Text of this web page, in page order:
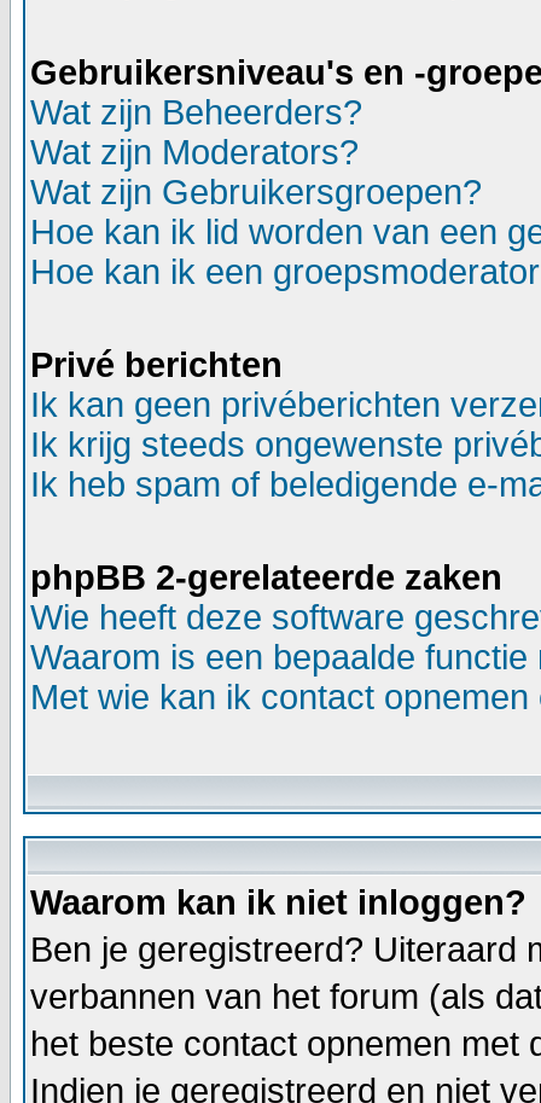
Gebruikersniveau's en -
Wat zijn Beheerders?
Wat zijn Moderators?
Wat zijn Gebruikersgroepen?
Hoe kan ik lid worden van een
Hoe kan ik een
Privé berichten
Ik kan geen privéberichten
Ik krijg steeds ongewenste
Ik heb spam of beledigende e-
phpBB 2-gerelateerde zaken
Wie heeft deze software
Waarom is een bepaalde
Met wie kan ik contact
Waarom kan ik niet inloggen?
Ben je geregistreerd? Uiteraard
verbannen van het forum (als
het beste contact opnemen met
Indien je geregistreerd en niet